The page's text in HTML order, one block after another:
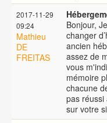
2017-11-29
09:24
Mathieu
DE
FREITAS
Bonjour,
changer
ancien
assez de
vous
mémoire
chacune
pas réussi
sur votre